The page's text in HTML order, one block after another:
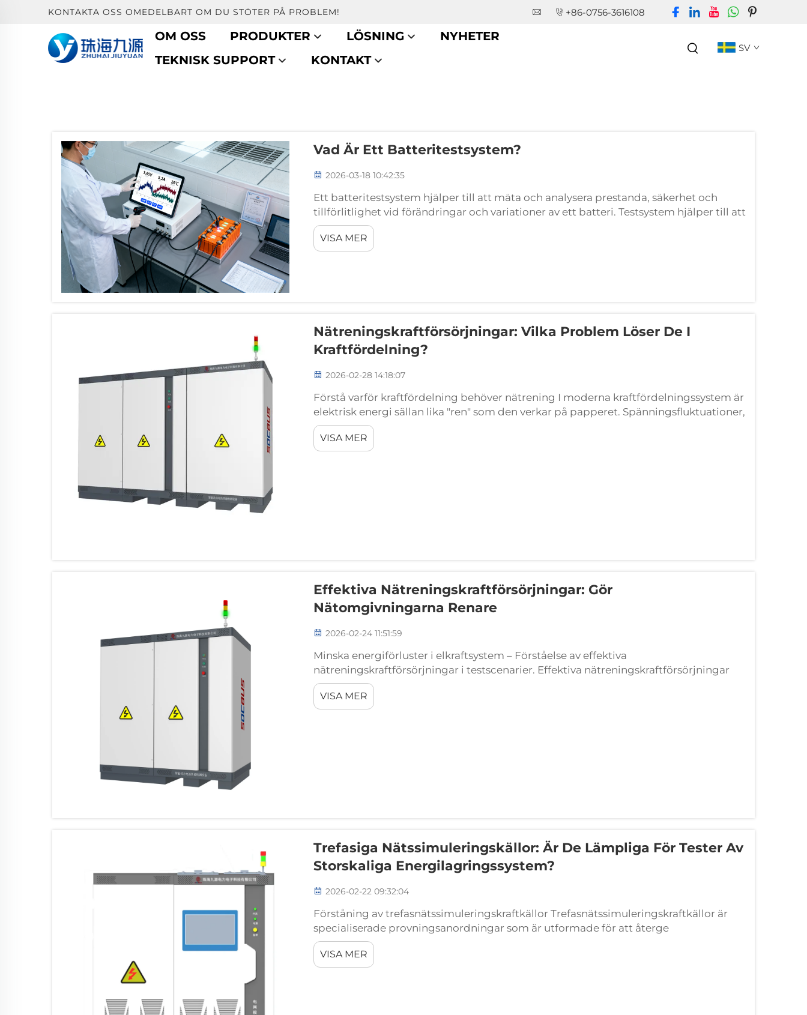
KONTAKTA OSS OMEDELBART OM DU STÖTER PÅ PROBLEM! +86-0756-3616108
OM OSS PRODUKTER LÖSNING
NYHETER
TEKNISK SUPPORT
KONTAKT
SV
Vad Är Ett Batteritestsystem?
2026-03-18 10:42:35
Ett batteritestsystem hjälper till att mäta och analysera prestanda, säkerhet och
tillförlitlighet vid förändringar och variationer av ett batteri. Testsystem hjälper till att
validera batterier som används i eldrivna fordon, konsumentelektronik och
industriell utrustning...
VISA MER
Nätreningskraftförsörjningar: Vilka Problem Löser De I
Kraftfördelning?
2026-02-28 14:18:07
Förstå varför kraftfördelning behöver nätrening I moderna kraftfördelningssystem är
elektrisk energi sällan lika "ren" som den verkar på papperet. Spänningsfluktuationer,
harmoniska svängningar, elektromagnetisk störning och transienta fenomen...
VISA MER
Effektiva Nätreningskraftförsörjningar: Gör
Nätomgivningarna Renare
2026-02-24 11:51:59
Minska energiförluster i elkraftsystem – Förståelse av effektiva
nätreningskraftförsörjningar i testscenarier. Effektiva nätreningskraftförsörjningar
diskuteras ofta i samband med förbättring av elkvaliteten och minskning av ene...
VISA MER
Trefasiga Nätssimuleringskällor: Är De Lämpliga För Tester Av
Storskaliga Energilagringssystem?
2026-02-22 09:32:04
Förståning av trefasnätssimuleringskraftkällor Trefasnätssimuleringskraftkällor är
specialiserade provningsanordningar som är utformade för att återge
elnätsrelaterade elektriska förhållanden i ett laboratorium eller en provmiljö. Istället
för att tillföra re...
VISA MER